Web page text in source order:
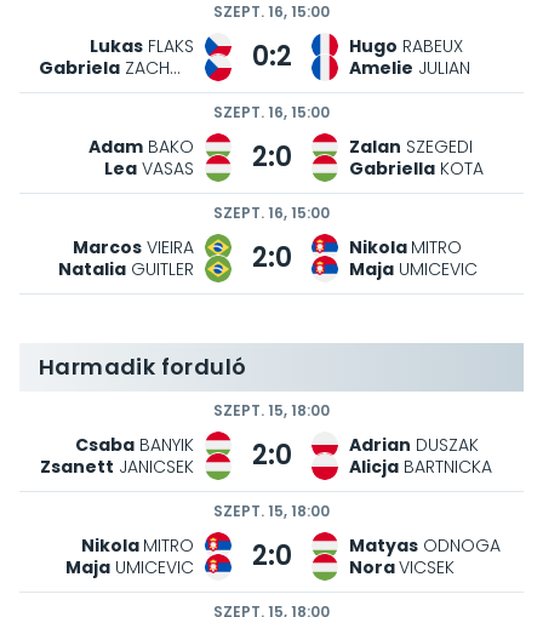
SZEPT. 16, 15:00
Lukas FLAKS
Gabriela ZACHOVA 0:2 Hugo RABEUX
Amelie JULIAN
SZEPT. 16, 15:00
Adam BAKO
Lea VASAS 2:0 Zalan SZEGEDI
Gabriella KOTA
SZEPT. 16, 15:00
Marcos VIEIRA
Natalia GUITLER 2:0 Nikola MITRO
Maja UMICEVIC
Harmadik forduló
SZEPT. 15, 18:00
Csaba BANYIK
Zsanett JANICSEK 2:0 Adrian DUSZAK
Alicja BARTNICKA
SZEPT. 15, 18:00
Nikola MITRO
Maja UMICEVIC 2:0 Matyas ODNOGA
NoraVICSEK
SZEPT. 15, 18:00